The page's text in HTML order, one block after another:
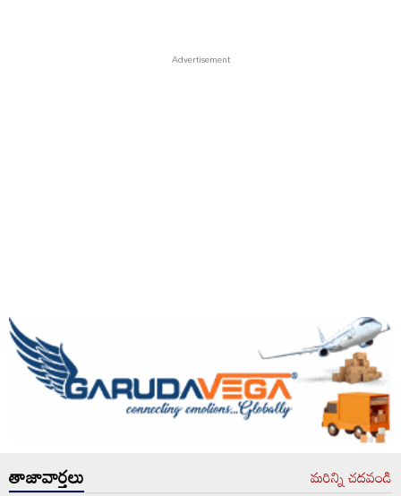
తాజావార్తలు మరిన్ని చదవండి